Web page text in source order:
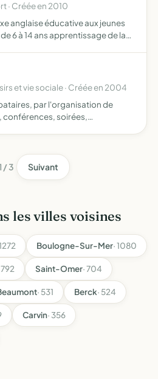
· Créée en 2010
anglaise éducative aux jeunes
6 à 14 ans apprentissage de la
et vie sociale · Créée en 2004
par l'organisation de
conférences, soirées,
/ 3 Suivant
les villes voisines
Boulogne-Sur-Mer· 1080
792 Saint-Omer· 704
· 531 Berck· 524
Carvin· 356